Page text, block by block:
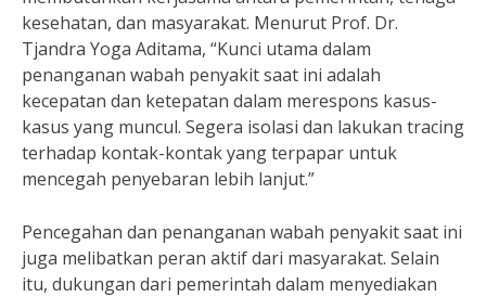
kesehatan, dan masyarakat. Menurut Prof. Dr.
Tjandra Yoga Aditama, “Kunci utama dalam
penanganan wabah penyakit saat ini adalah
kecepatan dan ketepatan dalam merespons kasus-
kasus yang muncul. Segera isolasi dan lakukan tracing
terhadap kontak-kontak yang terpapar untuk
mencegah penyebaran lebih lanjut.”
Pencegahan dan penanganan wabah penyakit saat ini
juga melibatkan peran aktif dari masyarakat. Selain
itu, dukungan dari pemerintah dalam menyediakan